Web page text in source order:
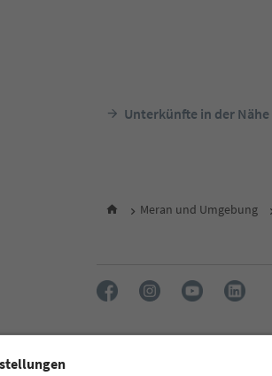
Unterkünfte in der Nähe
Meran und Umgebung